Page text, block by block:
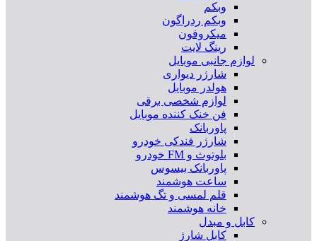
وبکم
وبکم ردراگون
میکروفون
رینگ لایت
لوازم جانبی موبایل
شارژر دیواری
هولدر موبایل
لوازم شخصی برقی
فن خنک کننده موبایل
پاوربانک
شارژر فندکی خودرو
بلوتوث و FM خودرو
پاوربانک بیسوس
ساعت هوشمند
قلم لمسی و تگ هوشمند
خانه هوشمند
کابل و مبدل
کابل شارژ